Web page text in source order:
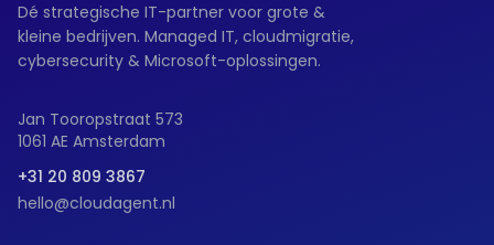
Dé strategische IT-partner voor grote &
kleine bedrijven. Managed IT, cloudmigratie,
cybersecurity & Microsoft-oplossingen.
Jan Tooropstraat 573
1061 AE Amsterdam
+31 20 809 3867
hello@cloudagent.nl